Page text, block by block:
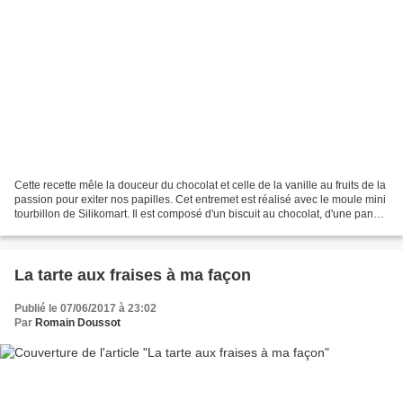
Cette recette mêle la douceur du chocolat et celle de la vanille au fruits de la
passion pour exiter nos papilles. Cet entremet est réalisé avec le moule mini
tourbillon de Silikomart. Il est composé d'un biscuit au chocolat, d'une panna
La tarte aux fraises à ma façon
Publié le 07/06/2017 à 23:02
Par Romain Doussot